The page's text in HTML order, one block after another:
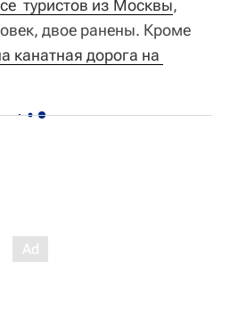
туристов из Москвы,
двое ранены. Кроме
канатная дорога на